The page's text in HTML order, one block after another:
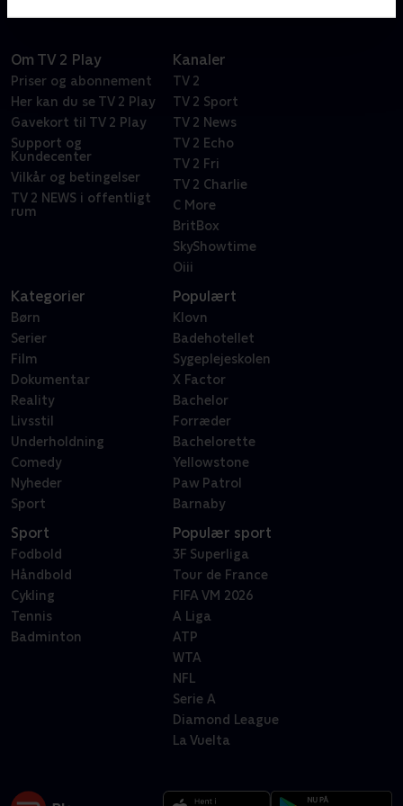
Om TV 2 Play
Priser og abonnement
Her kan du se TV 2 Play
Gavekort til TV 2 Play
Support og
Kundecenter
Vilkår og betingelser
TV 2 NEWS i offentligt
rum
Kanaler
TV 2
TV 2 Sport
TV 2 News
TV 2 Echo
TV 2 Fri
TV 2 Charlie
C More
BritBox
SkyShowtime
Oiii
Kategorier
Børn
Serier
Film
Dokumentar
Reality
Livsstil
Underholdning
Comedy
Nyheder
Sport
Populært
Klovn
Badehotellet
Sygeplejeskolen
X Factor
Bachelor
Forræder
Bachelorette
Yellowstone
Paw Patrol
Barnaby
Sport
Fodbold
Håndbold
Cykling
Tennis
Badminton
Populær sport
3F Superliga
Tour de France
FIFA VM 2026
A Liga
ATP
WTA
NFL
Serie A
Diamond League
La Vuelta